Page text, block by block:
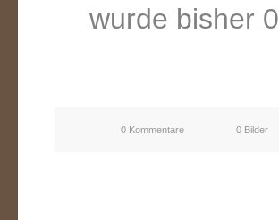
wurde bisher
0 Kommentare 0 Bilder